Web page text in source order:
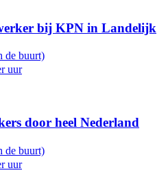
bij KPN in Landelijk
de buurt)
uur
door heel Nederland
de buurt)
uur